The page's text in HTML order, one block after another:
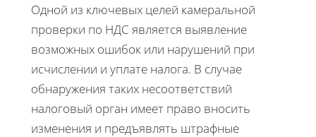
Одной из ключевых целей камеральной
проверки по НДС является выявление
возможных ошибок или нарушений при
исчислении и уплате налога. В случае
обнаружения таких несоответствий
налоговый орган имеет право вносить
изменения и предъявлять штрафные